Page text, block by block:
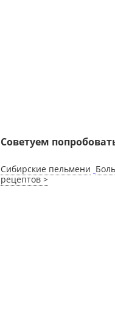
Советуем
Сибирские пельмени
рецептов >